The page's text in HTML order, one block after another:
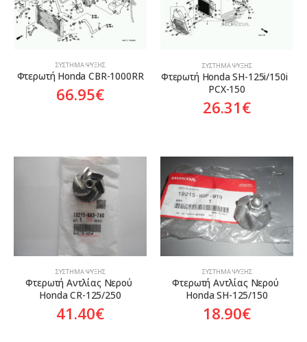
ΣΎΣΤΗΜΑ ΨΎΞΗΣ
Φτερωτή Honda CBR-1000RR
66.95€
ΣΎΣΤΗΜΑ ΨΎΞΗΣ
Φτερωτή Honda SH-125i/150i
PCX-150
26.31€
ΣΎΣΤΗΜΑ ΨΎΞΗΣ
Φτερωτή Αντλίας Νερού
Honda CR-125/250
41.40€
ΣΎΣΤΗΜΑ ΨΎΞΗΣ
Φτερωτή Αντλίας Νερού
Honda SH-125/150
18.90€